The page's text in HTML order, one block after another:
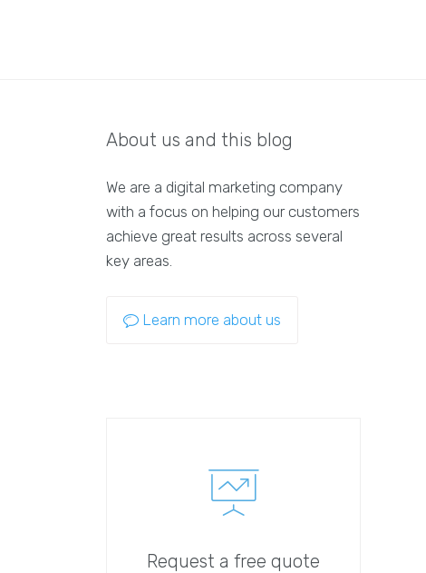
About us and this blog
We are a digital marketing company
with a focus on helping our customers
achieve great results across several
key areas.
Learn more about us
Request a free quote